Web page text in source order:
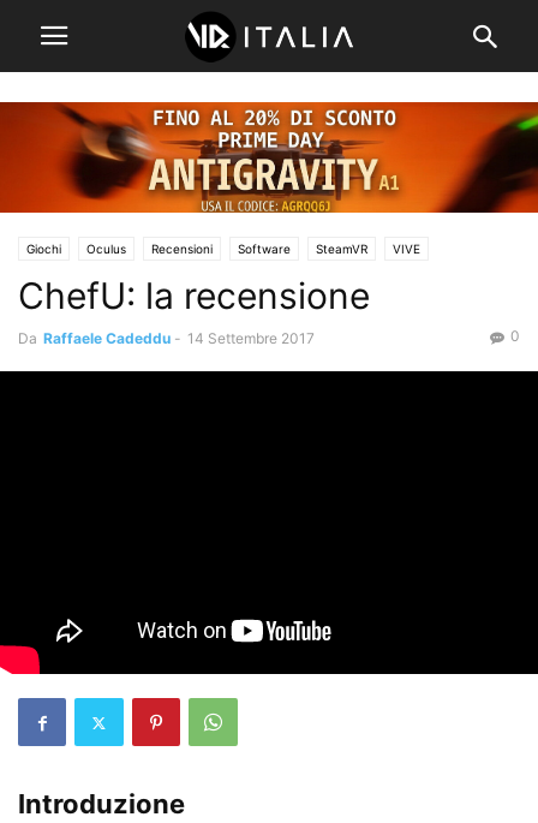
Giochi Oculus Recensioni Software SteamVR VIVE
ChefU: la recensione
Da Raffaele Cadeddu - 14 Settembre 2017 0
Introduzione